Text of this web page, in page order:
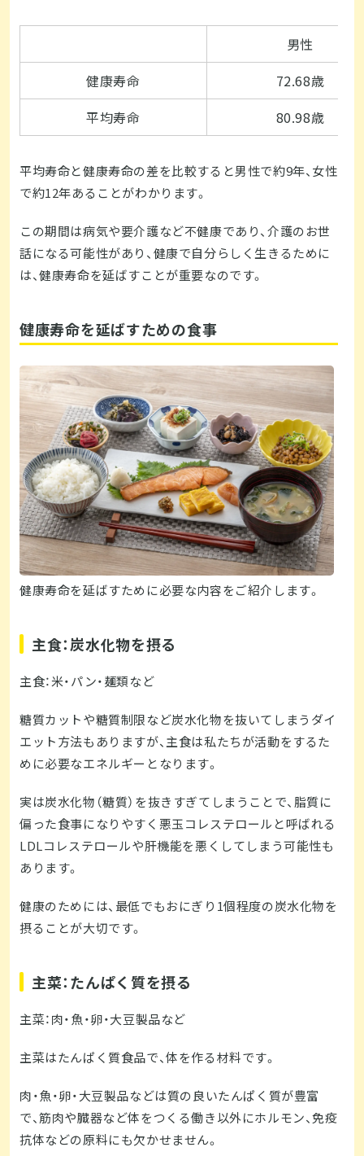
男性
健康寿命
72.68歳
平均寿命
80.98歳
平均寿命と健康寿命の差を比較すると男性で約9年、女性
で約12年あることがわかります。
この期間は病気や要介護など不健康であり、介護のお世
話になる可能性があり、健康で自分らしく生きるために
は、健康寿命を延ばすことが重要なのです。
健康寿命を延ばすための食事
健康寿命を延ばすために必要な内容をご紹介します。
主食：炭水化物を摂る
主食：米・パン・麺類など
糖質カットや糖質制限など炭水化物を抜いてしまうダイ
エット方法もありますが、主食は私たちが活動をするた
めに必要なエネルギーとなります。
実は炭水化物（糖質）を抜きすぎてしまうことで、脂質に
偏った食事になりやすく悪玉コレステロールと呼ばれる
LDLコレステロールや肝機能を悪くしてしまう可能性も
あります。
健康のためには、最低でもおにぎり1個程度の炭水化物を
摂ることが大切です。
主菜：たんぱく質を摂る
主菜：肉・魚・卵・大豆製品など
主菜はたんぱく質食品で、体を作る材料です。
肉・魚・卵・大豆製品などは質の良いたんぱく質が豊富
で、筋肉や臓器など体をつくる働き以外にホルモン、免疫
抗体などの原料にも欠かせません。